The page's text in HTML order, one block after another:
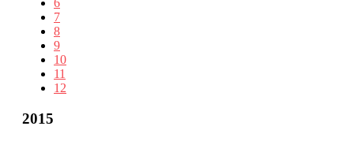
7
8
9
10
11
12
2015